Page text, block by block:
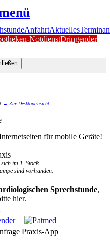
AnfahrtAktuelles
NotdienstDringender
→ Zur Desktopansicht
für mobile Geräte!
im 1. Stock.
sind vorhanden.
Sprechstunde,
hier.
Praxis-App